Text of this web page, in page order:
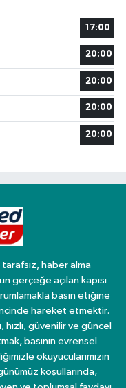
17:00
20:00
20:00
20:00
20:00
haber alma
gerçeğe açılan kapısı
basın etiğine
hareket etmektir.
güvenilir ve güncel
basının evrensel
okuyucularımızın
koşullarında,